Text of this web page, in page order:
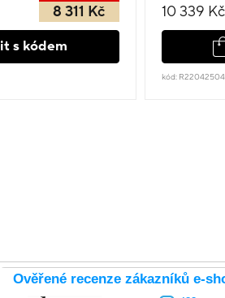
8 311 Kč
s kódem
10 339 Kč
kód: